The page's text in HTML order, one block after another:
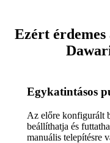
Ezért
Egykatintásos
Az előre konfigurált
beállíthatja és
manuális telepítésre